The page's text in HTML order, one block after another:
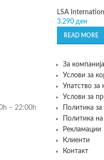
LSA
3.290 ден
READ MORE
– 22:00h
За
Услови за
Упатство за
Услови за
Политика
Политика
Рекламации
Клиенти
Контакт